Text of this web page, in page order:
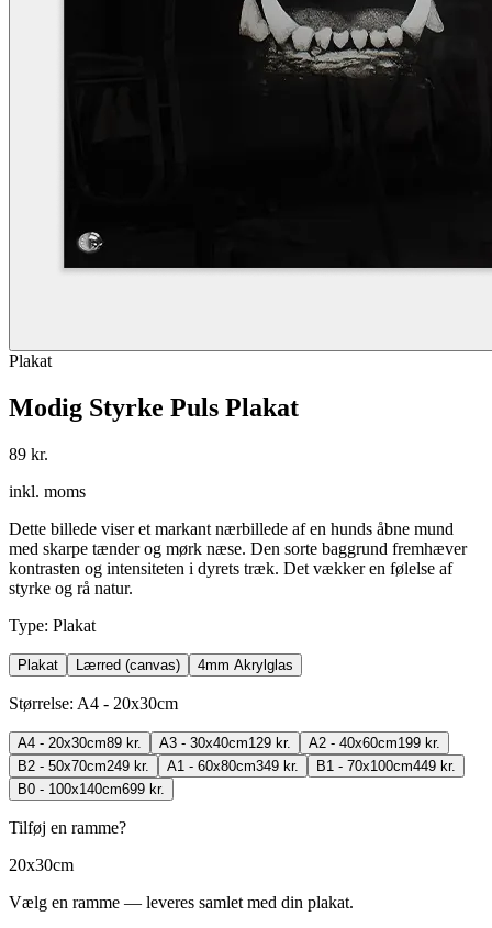
Plakat
Modig Styrke Puls Plakat
89 kr.
inkl. moms
Dette billede viser et markant nærbillede af en hunds åbne mund
med skarpe tænder og mørk næse. Den sorte baggrund fremhæver
kontrasten og intensiteten i dyrets træk. Det vækker en følelse af
styrke og rå natur.
Type: Plakat
Plakat Lærred (canvas) 4mm Akrylglas
Størrelse: A4 - 20x30cm
A4 - 20x30cm89 kr. A3 - 30x40cm129 kr. A2 - 40x60cm199 kr.
B2 - 50x70cm249 kr. A1 - 60x80cm349 kr. B1 - 70x100cm449 kr.
B0 - 100x140cm699 kr.
Tilføj en ramme?
20x30cm
Vælg en ramme — leveres samlet med din plakat.